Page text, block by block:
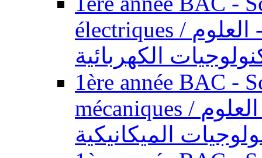
électriques / السنة الأولى باكالوريا - العلوم
الكهربائية
1ère année BAC -
mécaniques / السنة الأولى باكالوريا - العلوم
الميكانيكية